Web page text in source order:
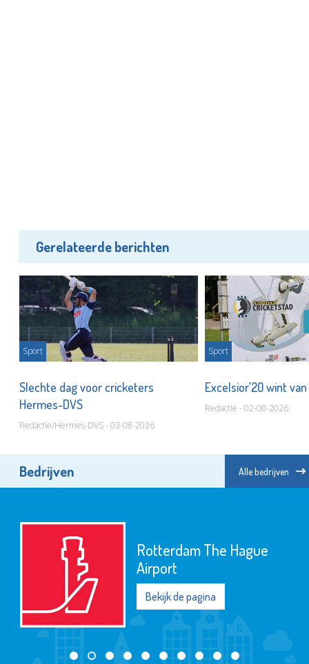
Gerelateerde berichten
Sport
Slechte dag voor cricketers
Hermes-DVS
Redactie/Hermes-DVS - 03-08-2026
Sport
Excelsior'20 wint
Redactie - 02-08-2026
Bedrijven Alle bedrijven
Museum Vlaardingen
Bekijk de pagina